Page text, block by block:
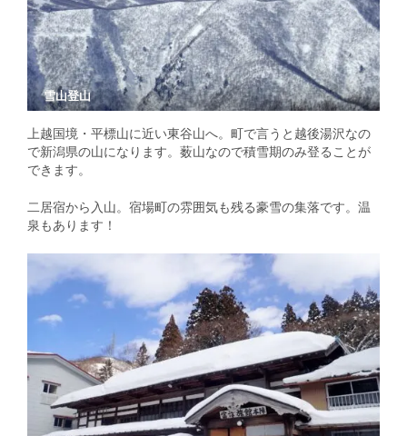
雪山登山
上越国境・平標山に近い東谷山へ。町で言うと越後湯沢なの
で新潟県の山になります。薮山なので積雪期のみ登ることが
できます。
二居宿から入山。宿場町の雰囲気も残る豪雪の集落です。温
泉もあります！